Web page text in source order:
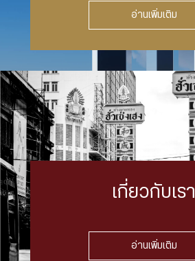
อ่านเพิ่มเติม
เกี่ยวกับเรา
อ่านเพิ่มเติม